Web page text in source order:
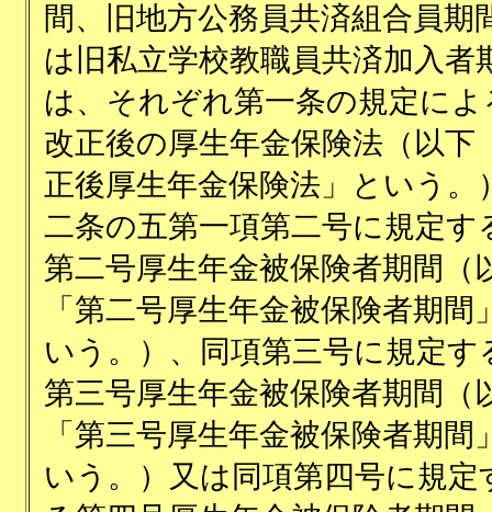
間、旧地方公務員共済組合員期
は旧私立学校教職員共済加入者
は、それぞれ第一条の規定によ
改正後の厚生年金保険法（以下
正後厚生年金保険法」という。
二条の五第一項第二号に規定す
第二号厚生年金被保険者期間（
「第二号厚生年金被保険者期間
いう。）、同項第三号に規定す
第三号厚生年金被保険者期間（
「第三号厚生年金被保険者期間
いう。）又は同項第四号に規定